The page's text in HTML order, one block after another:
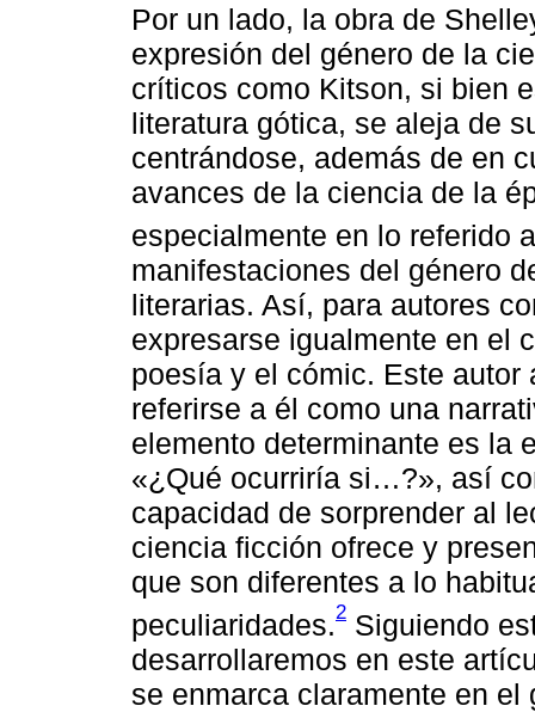
Por un lado, la obra de
expresión del género de la
críticos como Kitson, si bien
literatura gótica, se aleja de
centrándose, además de en
avances de la ciencia de la
especialmente en lo referido
manifestaciones del género
literarias. Así, para autores
expresarse igualmente en el
poesía y el cómic. Este
referirse a él como una
elemento determinante es la
«¿Qué ocurriría si…?», así
capacidad de sorprender al
ciencia ficción ofrece y
que son diferentes a lo
peculiaridades.2 Siguiendo
desarrollaremos en este
se enmarca claramente en